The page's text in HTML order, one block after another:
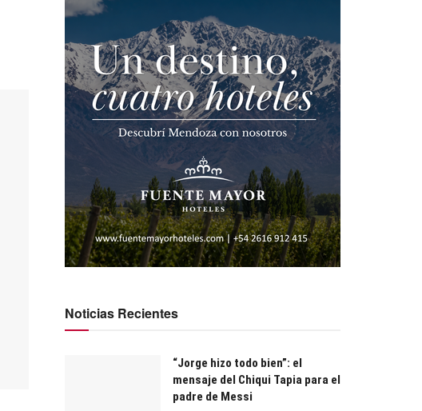
Noticias Recientes
“Jorge hizo todo bien”: el
mensaje del Chiqui Tapia para el
padre de Messi